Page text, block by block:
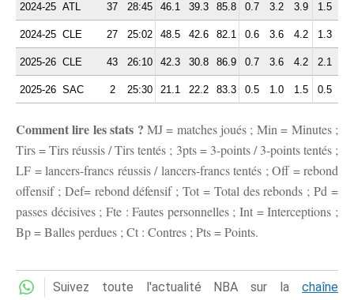
2024-25 ATL 37 28:45 46.1 39.3 85.8 0.7 3.2 3.9 1.5
2024-25 CLE 27 25:02 48.5 42.6 82.1 0.6 3.6 4.2 1.3
2025-26 CLE 43 26:10 42.3 30.8 86.9 0.7 3.6 4.2 2.1
2025-26 SAC 2 25:30 21.1 22.2 83.3 0.5 1.0 1.5 0.5
Comment lire les stats ? MJ = matches joués ; Min = Minutes ;
Tirs = Tirs réussis / Tirs tentés ; 3pts = 3-points / 3-points tentés ;
LF = lancers-francs réussis / lancers-francs tentés ; Off = rebond
offensif ; Def= rebond défensif ; Tot = Total des rebonds ; Pd =
passes décisives ; Fte : Fautes personnelles ; Int = Interceptions ;
Bp = Balles perdues ; Ct : Contres ; Pts = Points.
Suivez toute l'actualité NBA sur la chaîne